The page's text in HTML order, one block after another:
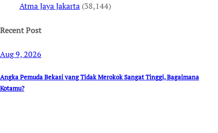
Atma Jaya Jakarta (38,144)
Recent Post
Aug 9, 2026
Angka Pemuda Bekasi yang Tidak Merokok Sangat Tinggi, Bagaimana
Kotamu?